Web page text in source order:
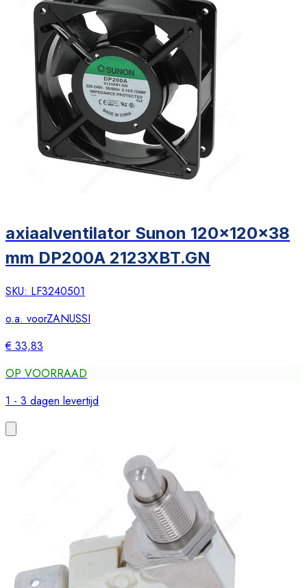
axiaalventilator Sunon 120x120x38
mm DP200A 2123XBT.GN
SKU: LF3240501
o.a. voorZANUSSI
€ 33,83
OP VOORRAAD
1 - 3 dagen levertijd